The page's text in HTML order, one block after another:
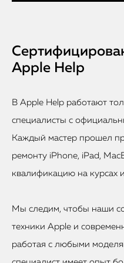
Apple Help
В Apple Help работают
специалисты с
Каждый мастер прошел
ремонту iPhone, iPad,
квалификацию на курсах
Мы следим, чтобы наши
техники Apple и
работая с любыми